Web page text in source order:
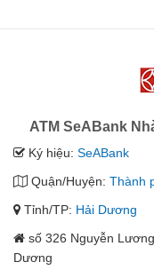
ATM SeABank
Ký hiệu: SeABank
Quận/Huyện: Thành
Tỉnh/TP: Hải Dương
số 326 Nguyễn
Dương